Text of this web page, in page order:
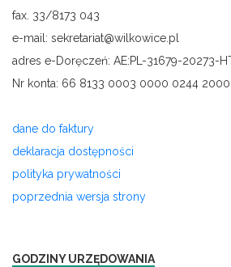
fax. 33/8173 043
e-mail: sekretariat@wilkowice.pl
adres e-Doręczeń: AE:PL-31679-20273-
Nr konta: 66 8133 0003 0000 0244
dane do faktury
deklaracja dostępności
polityka prywatności
poprzednia wersja strony
GODZINY URZĘDOWANIA